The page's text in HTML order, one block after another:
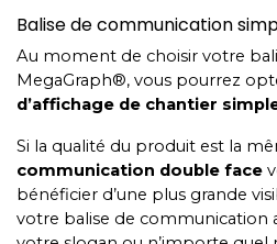
Balise de communication
Au moment de choisir votre
MegaGraph®, vous pourrez
d’affichage de chantier
Si la qualité du produit est la
communication double face
bénéficier d’une plus grande
votre balise de communication